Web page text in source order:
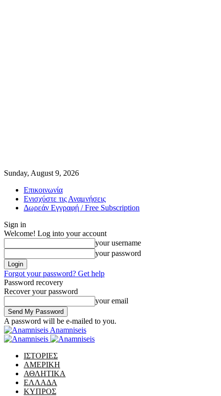
Sunday, August 9, 2026
Επικοινωνία
Ενισχύστε τις Αναμνήσεις
Δωρεάν Εγγραφή / Free Subscription
Sign in
Welcome! Log into your account
your username
your password
Forgot your password? Get help
Password recovery
Recover your password
your email
A password will be e-mailed to you.
Anamniseis
ΙΣΤΟΡΙΕΣ
ΑΜΕΡΙΚΗ
ΑΘΛΗΤΙΚΑ
ΕΛΛΑΔΑ
ΚΥΠΡΟΣ